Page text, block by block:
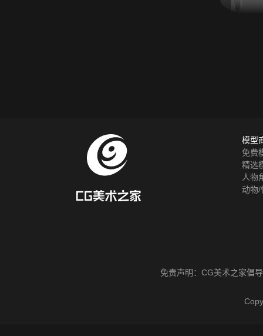
模型
免费
精选
人物
动物/
免责声明： CG美术之家倡